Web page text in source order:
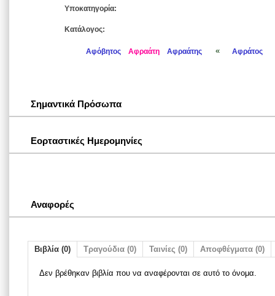
Υποκατηγορία:
Κατάλογος:
Αφόβητος Αφραάτη Αφραάτης « Αφράτος
Σημαντικά Πρόσωπα
Εορταστικές Ημερομηνίες
Αναφορές
Βιβλία (0) Τραγούδια (0) Ταινίες (0) Αποφθέγματα (0)
Δεν βρέθηκαν βιβλία που να αναφέρονται σε αυτό το όνομα.